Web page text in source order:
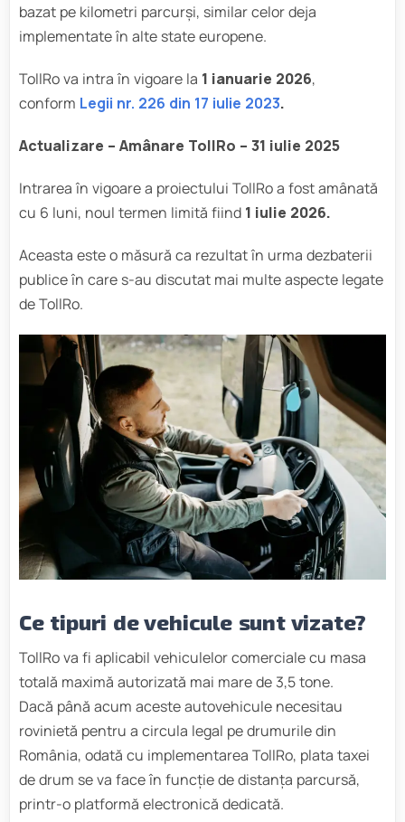
bazat pe kilometri parcurși, similar celor deja
implementate în alte state europene.
TollRo va intra în vigoare la 1 ianuarie 2026,
conform Legii nr. 226 din 17 iulie 2023.
Actualizare – Amânare TollRo – 31 iulie 2025
Intrarea în vigoare a proiectului TollRo a fost amânată
cu 6 luni, noul termen limită fiind 1 iulie 2026.
Aceasta este o măsură ca rezultat în urma dezbaterii
publice în care s-au discutat mai multe aspecte legate
de TollRo.
Ce tipuri de vehicule sunt vizate?
TollRo va fi aplicabil vehiculelor comerciale cu masa
totală maximă autorizată mai mare de 3,5 tone.
Dacă până acum aceste autovehicule necesitau
rovinietă pentru a circula legal pe drumurile din
România, odată cu implementarea TollRo, plata taxei
de drum se va face în funcție de distanța parcursă,
printr-o platformă electronică dedicată.